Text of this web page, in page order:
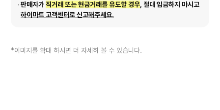
판매자가직거래 또는 현금거래를 유도할 경우 , 절대 입금하지 마시고
하이마트 고객센터로 신고해주세요.
*이미지를 확대 하시면 더 자세히 볼 수 있습니다.